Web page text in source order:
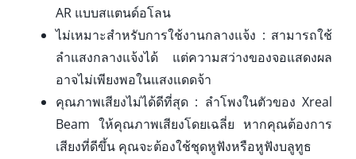
AR แบบสแตนด์อโลน
ไม่เหมาะสำหรับการใช้งานกลางแจ้ง : สามารถใช้
ลำแสงกลางแจ้งได้ แต่ความสว่างของจอแสดงผล
อาจไม่เพียงพอในแสงแดดจ้า
คุณภาพเสียงไม่ได้ดีที่สุด : ลำโพงในตัวของ Xreal
Beam ให้คุณภาพเสียงโดยเฉลี่ย หากคุณต้องการ
เสียงที่ดีขึ้น คุณจะต้องใช้ชุดหูฟังหรือหูฟังบลูทูธ